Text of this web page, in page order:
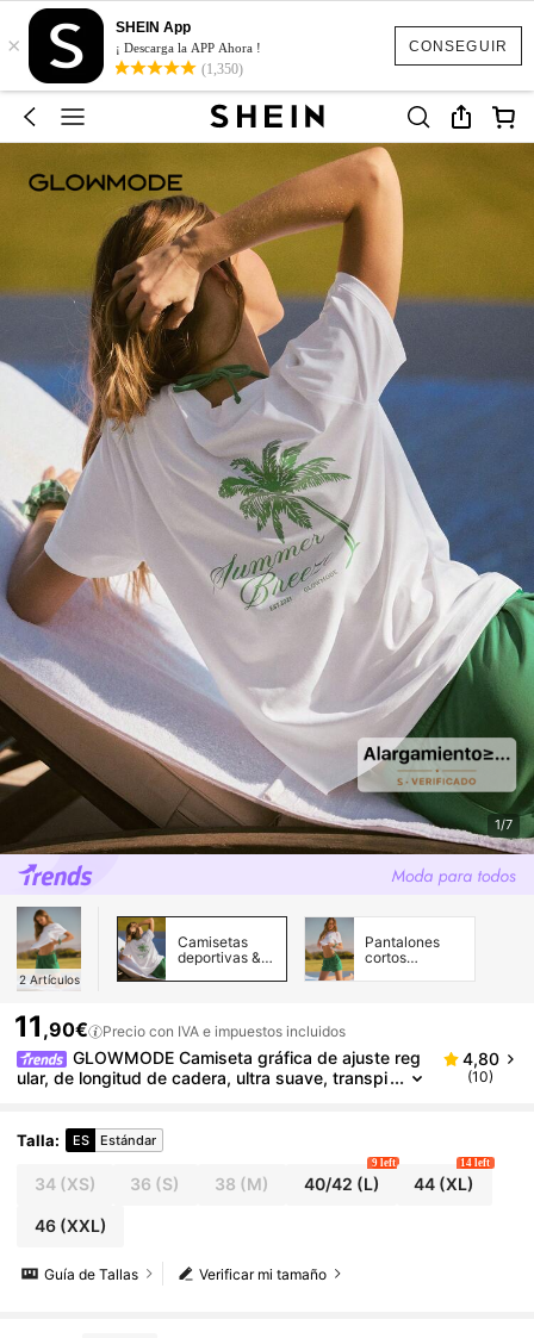
CONSEGUIR
×
SHEIN App
¡ Descarga la APP Ahora !
(1,350)
1/7
2 Artículos
Camisetas
deportivas &
mujer
Pantalones
cortos
11 ,90€ Precio con IVA e impuestos incluidos
GLOWMODE Camiseta gráfica de ajuste reg
ular, de longitud de cadera, ultra suave, transpi
4,80
(10)
Talla: ES Estándar
34(XS) 36 (S) 38 (M) 40/42 (L)
9 left
44 (XL)
14 left
46(XXL)
Verificar mi tamaño
Guía de Tallas